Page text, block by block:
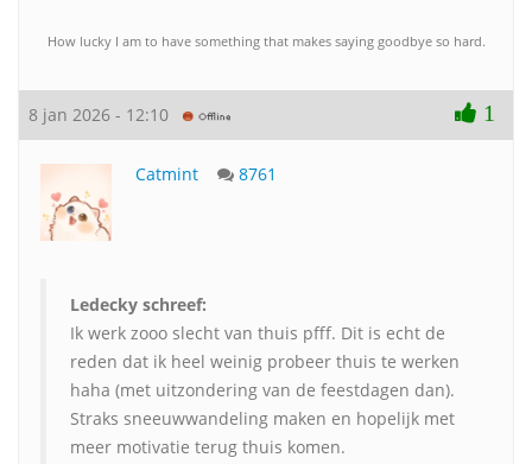
How lucky I am to have something that makes saying goodbye so hard.
8 jan 2026 - 12:10 1
Catmint 8761
Ledecky schreef:
Ik werk zooo slecht van thuis pfff. Dit is echt de
reden dat ik heel weinig probeer thuis te werken
haha (met uitzondering van de feestdagen dan).
Straks sneeuwwandeling maken en hopelijk met
meer motivatie terug thuis komen.